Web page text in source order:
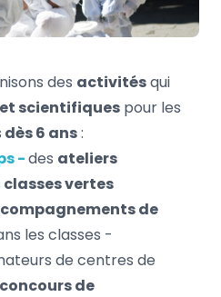
des activitésqui
scientifiques pour les
dès 6 ans:
-des ateliers
classes vertes
de
les classes -
de centres de
concours de